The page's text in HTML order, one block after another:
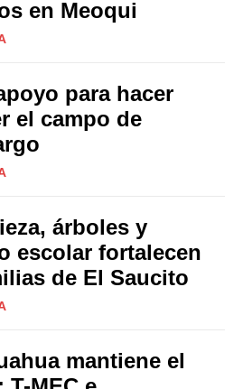
en Meoqui
para hacer
el campo de
árboles y
escolar fortalecen
de El Saucito
mantiene el